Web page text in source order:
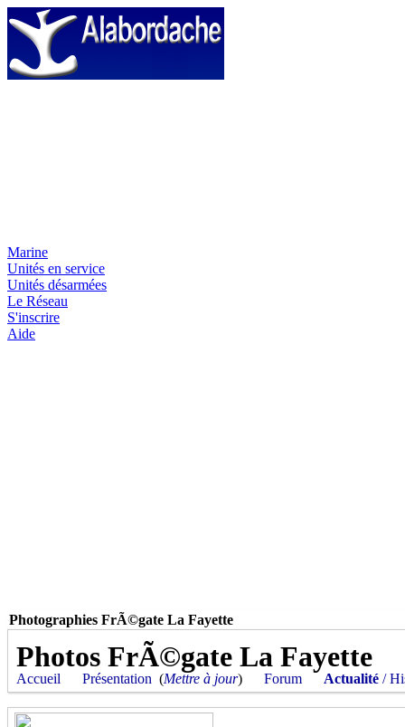
Marine
Unités en service
Unités désarmées
Le Réseau
S'inscrire
Aide
Photographies FrÃ©gate La Fayette
Photos FrÃ©gate La Fayette
Accueil Présentation (Mettre à jour) Forum Actualité /